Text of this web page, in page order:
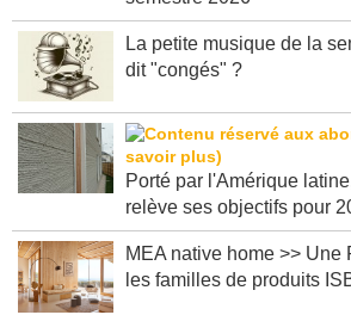
La petite musique de la
Porté par l'Amérique
MEA native home >> Une